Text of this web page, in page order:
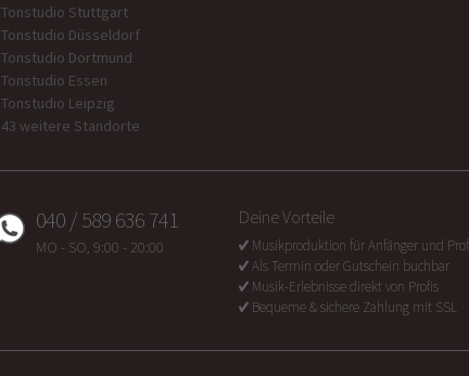
Tonstudio Stuttgart
Tonstudio Düsseldorf
Tonstudio Dortmund
Tonstudio Essen
Tonstudio Leipzig
43 weitere Standorte
040 / 589 636 741
MO - SO, 9:00 - 20:00
Deine Vorteile
Musikproduktion für Anfänger und
Als Termin oder Gutschein buchbar
Musik-Erlebnisse direkt von Profis
Bequeme & sichere Zahlung mit SSL